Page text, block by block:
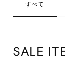
すべて
SALE